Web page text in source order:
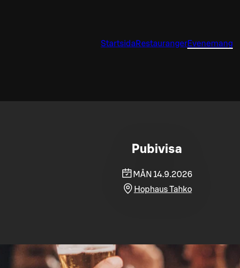
Startsida RestaurangerEvenemang
Pubivisa
MÅN 14.9.2026
Hophaus Tahko